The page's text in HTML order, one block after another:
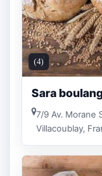
(4)
Sara
7/9 Av. Morane
Villacoublay,